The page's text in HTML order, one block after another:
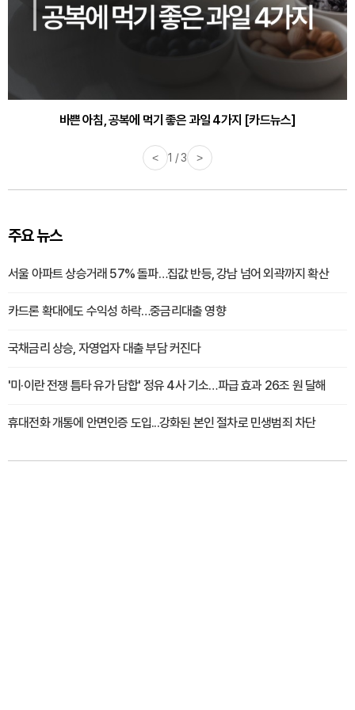
바쁜 아침, 공복에 먹기 좋은 과일 4가지 [카드뉴스]
30대부터 유병률 2배...여자에게 꼭 필요한 검사는? [카드뉴스]
< 1 / 3 >
주요 뉴스
서울 아파트 상승거래 57% 돌파…집값 반등, 강남 넘어 외곽까지 확산
카드론 확대에도 수익성 하락…중금리대출 영향
국채금리 상승, 자영업자 대출 부담 커진다
'미·이란 전쟁 틈타 유가 담합' 정유 4사 기소…파급 효과 26조 원 달해
휴대전화 개통에 안면인증 도입...강화된 본인 절차로 민생범죄 차단